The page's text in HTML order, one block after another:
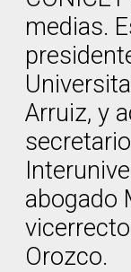
medias.
Arruiz, y
abogado
Orozco.